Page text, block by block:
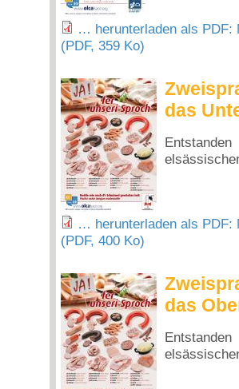
… herunterladen als PDF:
(PDF, 359 Ko)
das
… herunterladen als PDF:
(PDF, 400 Ko)
das